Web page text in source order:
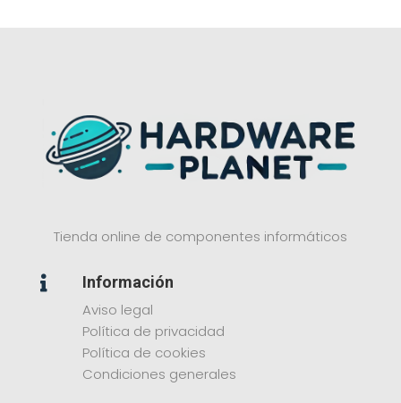
Tienda online de componentes informáticos

Información
Aviso legal
Política de privacidad
Política de cookies
Condiciones generales